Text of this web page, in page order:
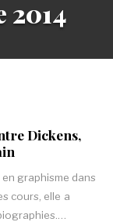
2014
Dickens,
graphisme dans
cours, elle a